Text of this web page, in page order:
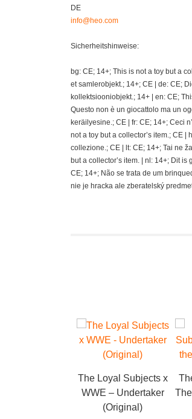
DE
info@heo.com
Sicherheitshinweise:
bg: CE; 14+; This is not a toy but a
et samlerobjekt.; 14+; CE | de: CE;
kollektsiooniobjekt.; 14+ | en: CE;
Questo non è un giocattolo ma un
keräilyesine.; CE | fr: CE; 14+; Ceci
not a toy but a collector’s item.; CE
collezione.; CE | lt: CE; 14+; Tai ne
but a collector’s item. | nl: 14+; Dit
CE; 14+; Não se trata de um
nie je hracka ale zberatelský
The Loyal Subjects x
WWE – Undertaker
(Original)